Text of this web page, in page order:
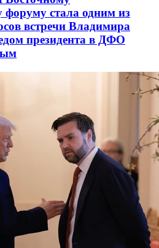
форуму стала одним из
встречи Владимира
президента в ДФО